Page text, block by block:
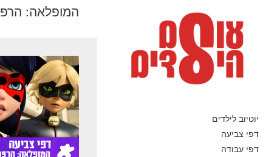
יוטיוב לילדים
דפי צביעה
דפי עבודה
המופלאה: